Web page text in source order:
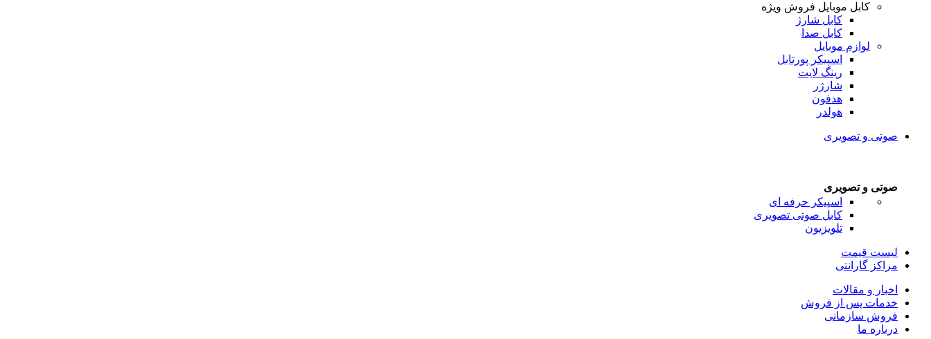
کابل موبایل فروش ویژه
کابل شارژ
کابل صدا
لوازم موبایل
اسپیکر پورتابل
رینگ لایت
شارژر
هدفون
هولدر
صوتی و تصویری
صوتی و تصویری
اسپیکر حرفه ای
کابل صوتی تصویری
تلویزیون
لیست قیمت
مراکز گارانتی
اخبار و مقالات
خدمات پس از فروش
فروش سازمانی
درباره ما